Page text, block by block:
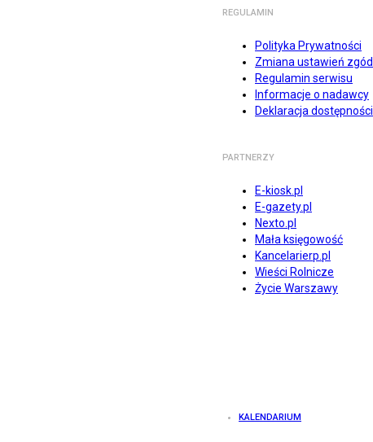
REGULAMIN
Polityka Prywatności
Zmiana ustawień zgód
Regulamin serwisu
Informacje o nadawcy
Deklaracja dostępności
PARTNERZY
E-kiosk.pl
E-gazety.pl
Nexto.pl
Mała księgowość
Kancelarierp.pl
Wieści Rolnicze
Życie Warszawy
KALENDARIUM